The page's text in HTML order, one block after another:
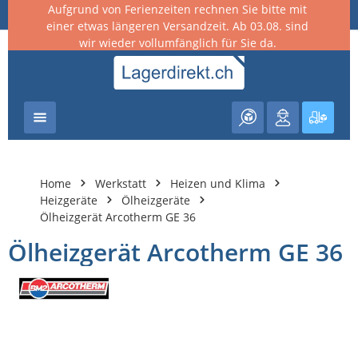
springen
Aufgrund von Ferienzeiten rechnen Sie bitte mit
einer etwas längeren Versandzeit. Ab 03.08. sind
wir wieder vollumfänglich für Sie da.
Home Werkstatt
Heizen und Klima
Heizgeräte
Ölheizgeräte
Ölheizgerät Arcotherm GE 36
Ölheizgerät Arcotherm GE 36